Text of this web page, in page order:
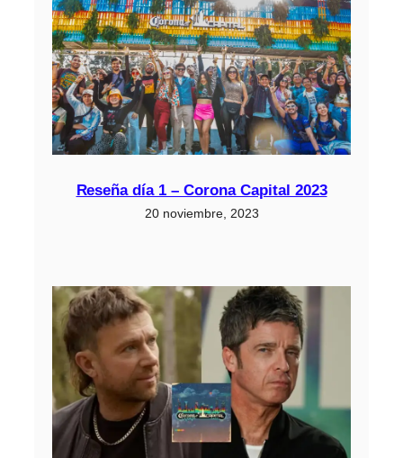
Reseña día 1 – Corona Capital 2023
20 noviembre, 2023